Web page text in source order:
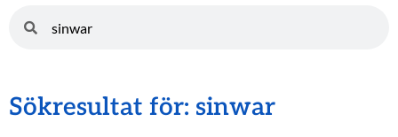
Sökresultat för: sinwar